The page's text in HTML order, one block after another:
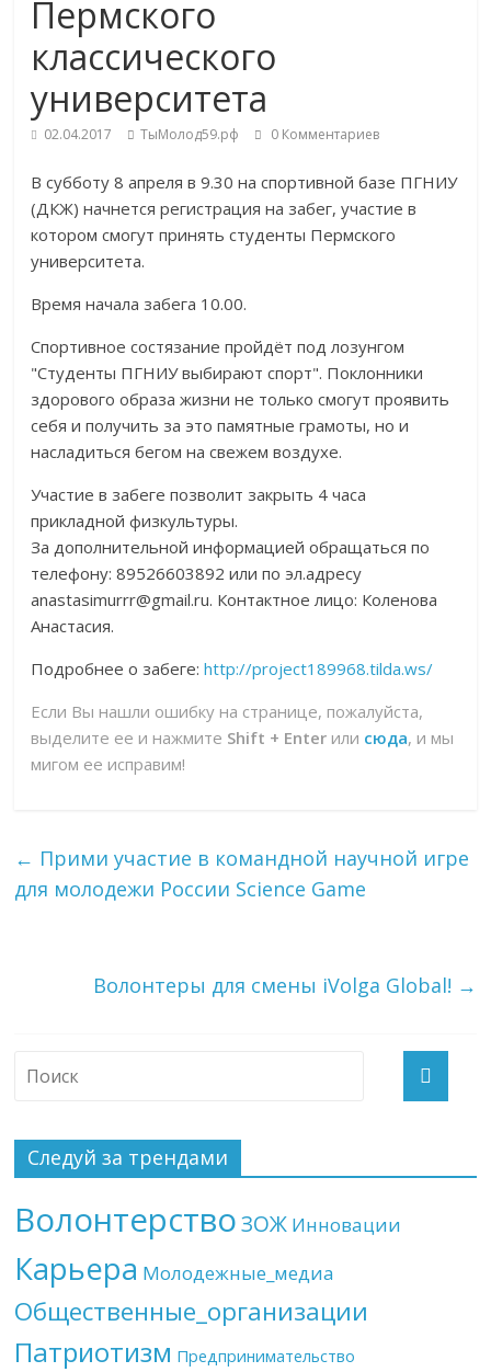
Пермского
классического
университета
02.04.2017 ТыМолод59.рф 0 Комментариев
В субботу 8 апреля в 9.30 на спортивной базе ПГНИУ
(ДКЖ) начнется регистрация на забег, участие в
котором смогут принять студенты Пермского
университета.
Время начала забега 10.00.
Спортивное состязание пройдёт под лозунгом
"Студенты ПГНИУ выбирают спорт". Поклонники
здорового образа жизни не только смогут проявить
себя и получить за это памятные грамоты, но и
насладиться бегом на свежем воздухе.
Участие в забеге позволит закрыть 4 часа
прикладной физкультуры.
За дополнительной информацией обращаться по
телефону: 89526603892 или по эл.адресу
anastasimurrr@gmail.ru. Контактное лицо: Коленова
Анастасия.
Подробнее о забеге:http://project189968.tilda.ws/
Если Вы нашли ошибку на странице, пожалуйста,
выделите ее и нажмите Shift + Enter или сюда, и мы
мигом ее исправим!
← Прими участие в командной научной игре
для молодежи России Science Game
Волонтеры для смены iVolga Global! →
Следуй за трендами
Волонтерство ЗОЖ Инновации
Карьера Молодежные_медиа
Общественные_организации
Патриотизм Предпринимательство